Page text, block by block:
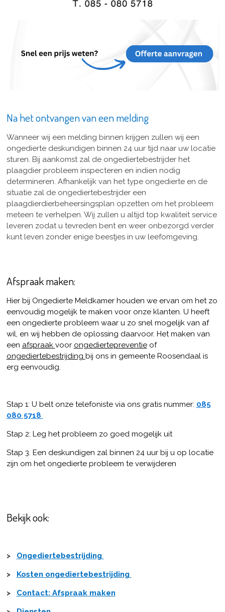
Na het ontvangen van een melding
Wanneer wij een melding binnen krijgen zullen wij een
ongedierte deskundigen binnen 24 uur tijd naar uw locatie
sturen. Bij aankomst zal de ongediertebestrijder het
plaagdier probleem inspecteren en indien nodig
determineren. Afhankelijk van het type ongedierte en de
situatie zal de ongediertebestrijder een
plaagdierdierbeheersingsplan opzetten om het probleem
meteen te verhelpen. Wij zullen u altijd top kwaliteit service
leveren zodat u tevreden bent en weer onbezorgd verder
kunt leven zonder enige beestjes in uw leefomgeving.
Afspraak maken:
Hier bij Ongedierte Meldkamer houden we ervan om het zo
eenvoudig mogelijk te maken voor onze klanten. U heeft
een ongedierte probleem waar u zo snel mogelijk van af
wil, en wij hebben de oplossing daarvoor. Het maken van
een afspraak voor ongediertepreventieof
ongediertebestrijding bij ons in gemeente Roosendaal is
erg eenvoudig.
Stap 1: U belt onze telefoniste via ons gratis nummer: 085
080 5718
Stap 2: Leg het probleem zo goed mogelijk uit
Stap 3. Een deskundigen zal binnen 24 uur bij u op locatie
zijn om het ongedierte probleem te verwijderen
Bekijk ook:
> Ongediertebestrijding
> Kosten ongediertebestrijding
> Contact: Afspraak maken